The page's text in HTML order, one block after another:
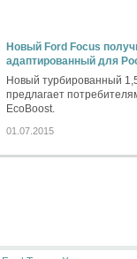
Новый Ford Focus
адаптированный для
Новый турбированный
предлагает
EcoBoost.
01.07.2015